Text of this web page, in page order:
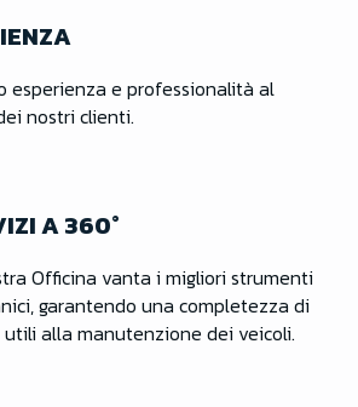
esperienza e professionalità al
nostri clienti.
A 360°
Officina vanta i migliori strumenti
garantendo una completezza di
utili alla manutenzione dei veicoli.